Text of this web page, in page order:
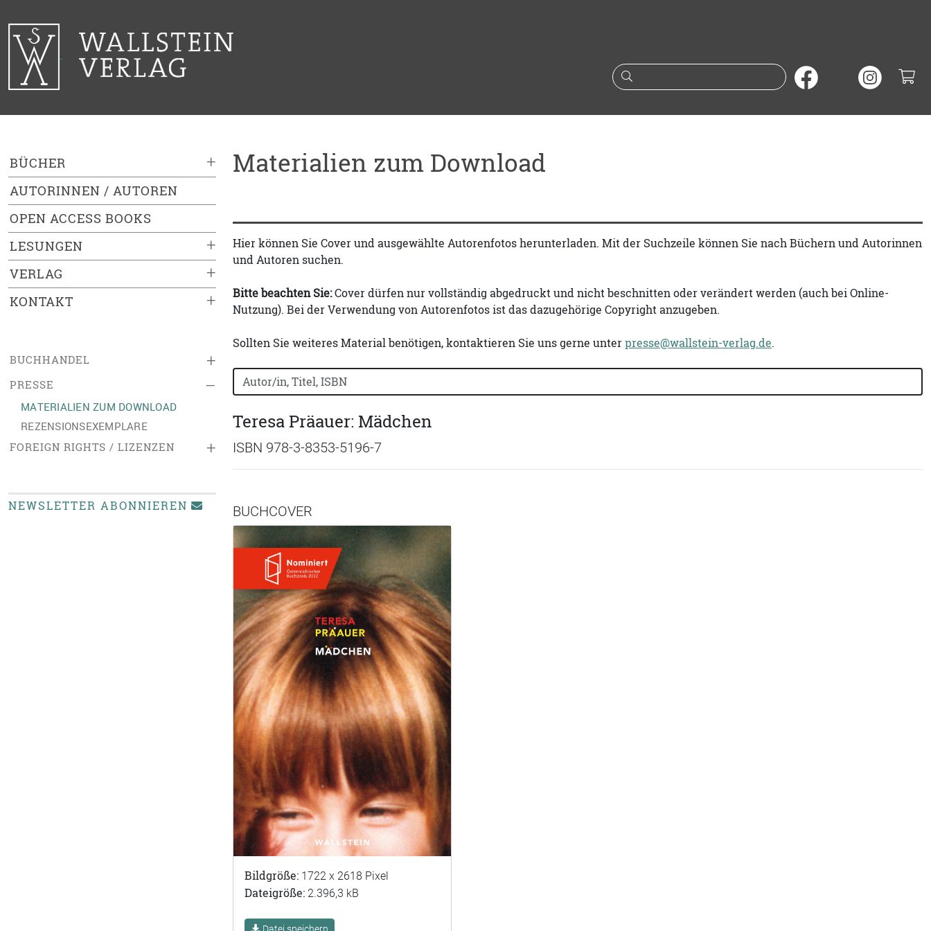
Suche nach Büchern oder
+
BÜCHER
AUTORINNEN / AUTOREN
OPEN ACCESS BOOKS
+
LESUNGEN
+
VERLAG
+
KONTAKT
+
BUCHHANDEL
–
PRESSE
MATERIALIEN ZUM DOWNLOAD
REZENSIONSEXEMPLARE
+
FOREIGN RIGHTS / LIZENZEN
NEWSLETTER ABONNIEREN
Materialien zum Download
Hier können Sie Cover und ausgewählte Autorenfotos herunterladen. Mit der Suchzeile können Sie nach Büchern und Autorinnen
und Autoren suchen.
Bitte beachten Sie:Cover dürfen nur vollständig abgedruckt und nicht beschnitten oder verändert werden (auch bei Online-
Nutzung). Bei der Verwendung von Autorenfotos ist das dazugehörige Copyright anzugeben.
Sollten Sie weiteres Material benötigen, kontaktieren Sie uns gerne unterpresse@wallstein-verlag.de.
Bücher nach Buchtitel, Autorennamen oder ISBN suchen:
Teresa Präauer: Mädchen
ISBN 978-3-8353-5196-7
BUCHCOVER
Bildgröße: 1722 x 2618 Pixel
Dateigröße: 2.396,3 kB